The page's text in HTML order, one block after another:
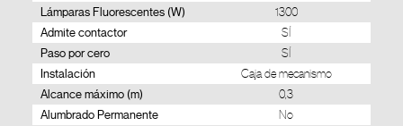
Lámparas Fluorescentes (W) 1300
Admite contactor SÍ
Paso por cero SÍ
Instalación Caja de mecanismo
Alcance máximo (m) 0,3
Alumbrado Permanente No